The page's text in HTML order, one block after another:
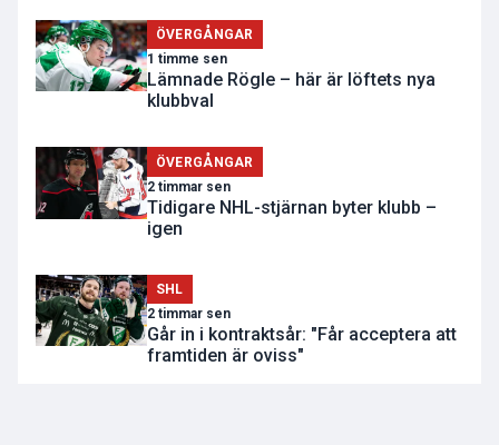
ÖVERGÅNGAR
1 timme sen
Lämnade Rögle – här är löftets nya
klubbval
ÖVERGÅNGAR
2 timmar sen
Tidigare NHL-stjärnan byter klubb –
igen
SHL
2 timmar sen
Går in i kontraktsår: "Får acceptera att
framtiden är oviss"